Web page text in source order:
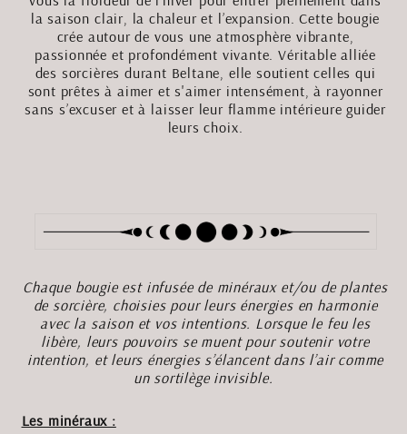
la saison clair, la chaleur et l’expansion. Cette bougie
crée autour de vous une atmosphère vibrante,
passionnée et profondément vivante. Véritable alliée
des sorcières durant Beltane, elle soutient celles qui
sont prêtes à aimer et s'aimer intensément, à rayonner
sans s’excuser et à laisser leur flamme intérieure guider
leurs choix.
Chaque bougie est infusée de minéraux et/ou de plantes
de sorcière, choisies pour leurs énergies en harmonie
avec la saison et vos intentions. Lorsque le feu les
libère, leurs pouvoirs se muent pour soutenir votre
intention, et leurs énergies s’élancent dans l’air comme
un sortilège invisible.
Les minéraux :